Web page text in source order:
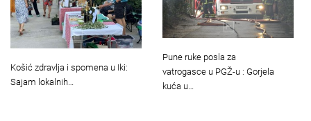
Košić zdravlja i spomena u Iki:
Sajam lokalnih…
Pune ruke posla za
vatrogasce u PGŽ-u : Gorjela
kuća u…